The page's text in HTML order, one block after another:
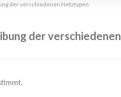
der verschiedenen Netztypen
der verschiedenen